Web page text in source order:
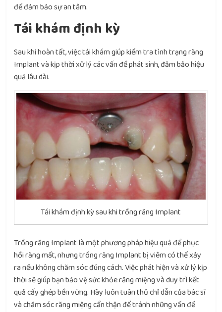
để đảm bảo sự an tâm.
Tái khám định kỳ
Sau khi hoàn tất, việc tái khám giúp kiểm tra tình trạng răng
Implant và kịp thời xử lý các vấn đề phát sinh, đảm bảo hiệu
quả lâu dài.
Tái khám định kỳ sau khi trồng răng Implant
Trồng răng Implant là một phương pháp hiệu quả để phục
hồi răng mất, nhưng trồng răng Implant bị viêm có thể xảy
ra nếu không chăm sóc đúng cách. Việc phát hiện và xử lý kịp
thời sẽ giúp bạn bảo vệ sức khỏe răng miệng và duy trì kết
quả cấy ghép bền vững. Hãy luôn tuân thủ chỉ dẫn của bác sĩ
và chăm sóc răng miệng cẩn thận để tránh những vấn đề